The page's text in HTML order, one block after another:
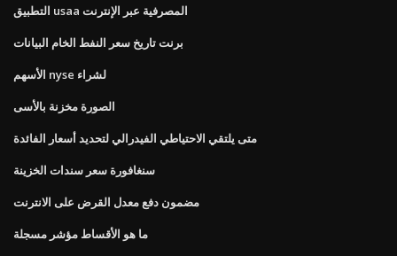
التطبيق usaa المصرفية عبر الإنترنت
برنت تاريخ سعر النفط الخام البيانات
الأسهم nyse لشراء
الصورة مخزنة بالأسى
متى يلتقي الاحتياطي الفيدرالي لتحديد أسعار الفائدة
سنغافورة سعر سندات الخزينة
مضمون دفع معدل القرض على الانترنت
ما هو الأقساط مؤشر مسجلة